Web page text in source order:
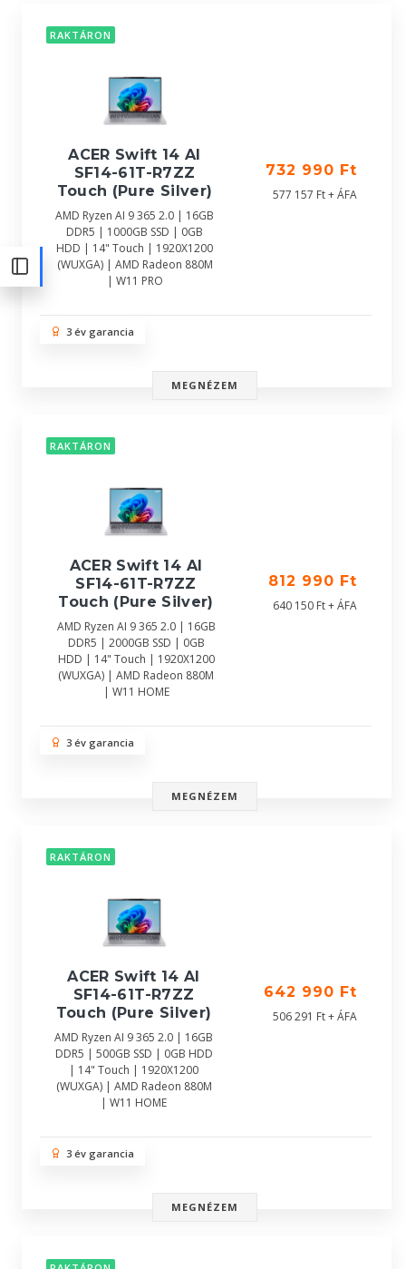
RAKTÁRON
ACER Swift 14 AI
SF14-61T-R7ZZ
Touch (Pure Silver)
AMD Ryzen AI 9 365 2.0 | 16GB
DDR5 | 1000GB SSD | 0GB
HDD | 14" Touch | 1920X1200
(WUXGA) | AMD Radeon 880M
| W11 PRO
732 990 Ft
577 157 Ft + ÁFA
3 év garancia
MEGNÉZEM
RAKTÁRON
ACER Swift 14 AI
SF14-61T-R7ZZ
Touch (Pure Silver)
AMD Ryzen AI 9 365 2.0 | 16GB
DDR5 | 2000GB SSD | 0GB
HDD | 14" Touch | 1920X1200
(WUXGA) | AMD Radeon 880M
| W11 HOME
812 990 Ft
640 150 Ft + ÁFA
3 év garancia
MEGNÉZEM
RAKTÁRON
ACER Swift 14 AI
SF14-61T-R7ZZ
Touch (Pure Silver)
AMD Ryzen AI 9 365 2.0 | 16GB
DDR5 | 500GB SSD | 0GB HDD
| 14" Touch | 1920X1200
(WUXGA) | AMD Radeon 880M
| W11 HOME
642 990 Ft
506 291 Ft + ÁFA
3 év garancia
MEGNÉZEM